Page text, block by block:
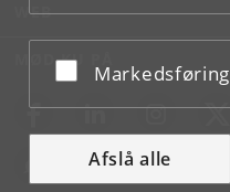
Acceptér eller afslå
Markedsføring
Afslå alle
WEB
MØD KU PÅ